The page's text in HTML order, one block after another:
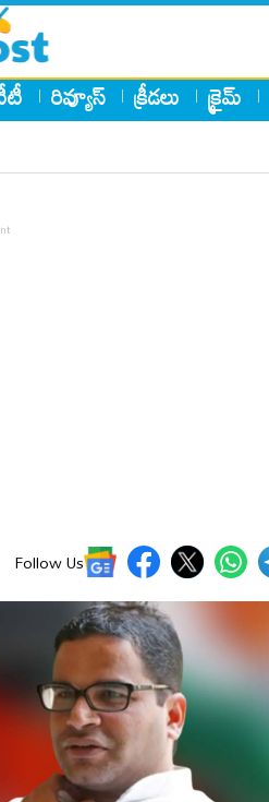
రివ్యూస్ క్రీడలు క్రైమ్
Follow Us